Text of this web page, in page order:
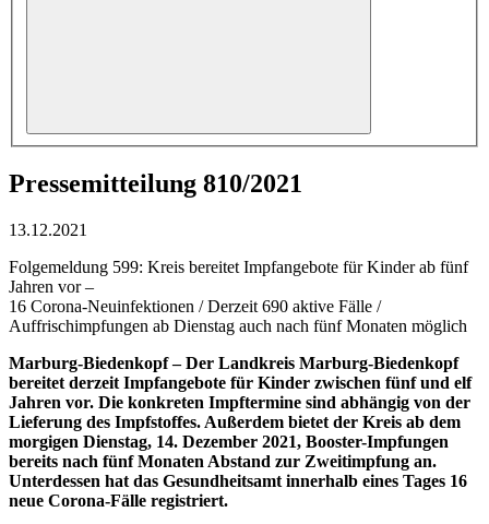
Pressemitteilung 810/2021
13.12.2021
Folgemeldung 599: Kreis bereitet Impfangebote für Kinder ab fünf
Jahren vor –
16 Corona-Neuinfektionen / Derzeit 690 aktive Fälle /
Auffrischimpfungen ab Dienstag auch nach fünf Monaten möglich
Marburg-Biedenkopf – Der Landkreis Marburg-Biedenkopf
bereitet derzeit Impfangebote für Kinder zwischen fünf und elf
Jahren vor. Die konkreten Impftermine sind abhängig von der
Lieferung des Impfstoffes. Außerdem bietet der Kreis ab dem
morgigen Dienstag, 14. Dezember 2021, Booster-Impfungen
bereits nach fünf Monaten Abstand zur Zweitimpfung an.
Unterdessen hat das Gesundheitsamt innerhalb eines Tages 16
neue Corona-Fälle registriert.